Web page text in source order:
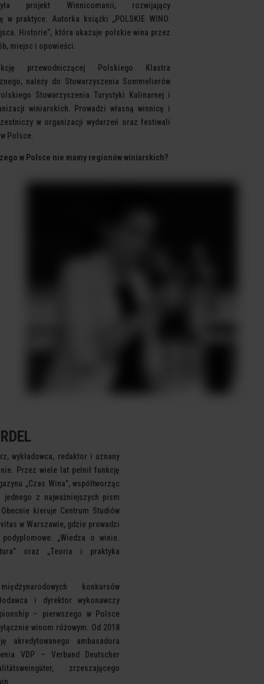
projekt Winnicomanii, rozwijający
w praktyce. Autorka książki „POLSKIE WINO.
Historie”, która ukazuje polskie wina przez
miejsc i opowieści.
przewodniczącej Polskiego Klastra
należy do Stowarzyszenia Sommelierów
StowarzyszeniaTurystyki Kulinarnej i
winiarskich. Prowadzi własnąwinnicę i
w organizacji wydarzeń oraz festiwali
Polsce.
w Polsce nie mamy regionówwiniarskich?
wykładowca, redaktor i uznany
Przez wiele lat pełnił funkcję
„Czas Wina”, współtworząc
z najważniejszych pism
kieruje Centrum Studiów
w Warszawie, gdzie prowadzi
„Wiedza o winie.
oraz „Teoria i praktyka
konkursów
i dyrektor wykonawczy
– pierwszego w Polsce
winom różowym. Od 2018
akredytowanego ambasadora
VDP – Verband Deutscher
zrzeszającego